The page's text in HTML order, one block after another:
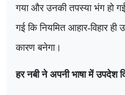
गया और उनकी तपस्या भंग हो
गई कि नियमित आहार-विहार
कारण बनेगा।
हर नबी ने अपनी भाषा में उपदेश